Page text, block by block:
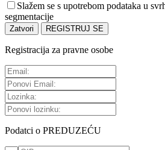
Slažem se s upotrebom podataka u
segmentacije
Zatvori REGISTRUJ SE
Registracija za pravne osobe
Podatci o PREDUZEĆU